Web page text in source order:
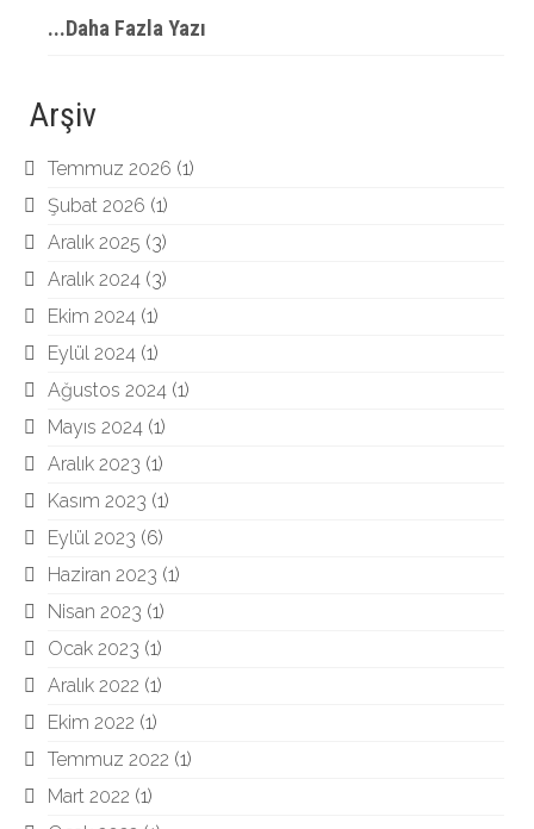
...Daha Fazla Yazı
Arşiv
Temmuz 2026 (1)
Şubat 2026 (1)
Aralık 2025 (3)
Aralık 2024 (3)
Ekim 2024 (1)
Eylül 2024 (1)
Ağustos 2024 (1)
Mayıs 2024 (1)
Aralık 2023 (1)
Kasım 2023 (1)
Eylül 2023 (6)
Haziran 2023 (1)
Nisan 2023 (1)
Ocak 2023 (1)
Aralık 2022 (1)
Ekim 2022 (1)
Temmuz 2022 (1)
Mart 2022 (1)